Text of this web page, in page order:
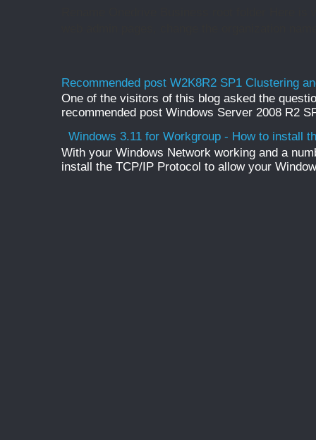
Recommended post W2K8R2 SP1 Clustering
One of the visitors of this blog asked the
recommended post Windows Server 2008 R2
Windows 3.11 for Workgroup - How to install
With your Windows Network working and a
install the TCP/IP Protocol to allow your